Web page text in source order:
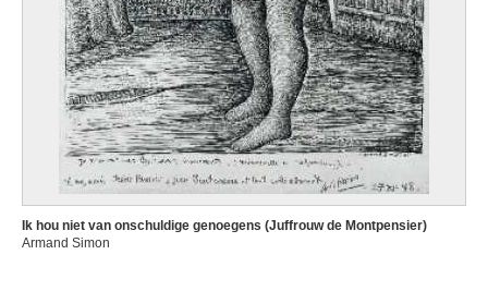
Ik hou niet van onschuldige genoegens (Juffrouw de Montpensier)
Armand Simon